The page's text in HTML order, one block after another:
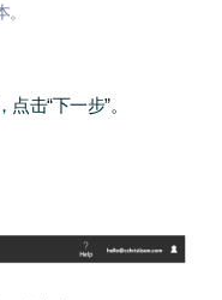
击“下一步”。